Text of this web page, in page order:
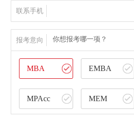
联系手机
报考意向 你想报考哪一项？
MBA EMBA
MPAcc MEM